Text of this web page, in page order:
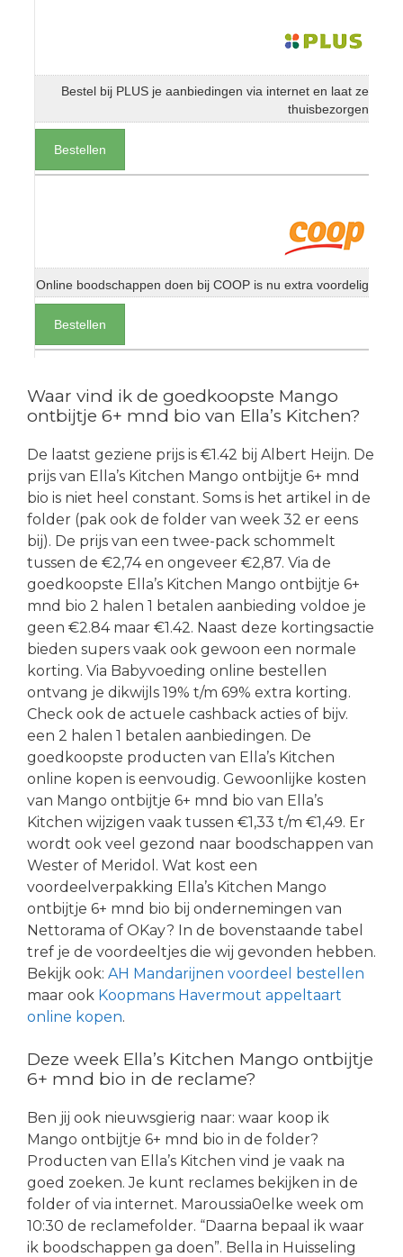
Bestel bij PLUS je aanbiedingen via internet en laat ze
thuisbezorgen
Bestellen
Online boodschappen doen bij COOP is nu extra voordelig
Bestellen
Waar vind ik de goedkoopste Mango
ontbijtje 6+ mnd bio van Ella’s Kitchen?
De laatst geziene prijs is €1.42 bij Albert Heijn. De
prijs van Ella’s Kitchen Mango ontbijtje 6+ mnd
bio is niet heel constant. Soms is het artikel in de
folder (pak ook de folder van week 32 er eens
bij). De prijs van een twee-pack schommelt
tussen de €2,74 en ongeveer €2,87. Via de
goedkoopste Ella’s Kitchen Mango ontbijtje 6+
mnd bio 2 halen 1 betalen aanbieding voldoe je
geen €2.84 maar €1.42. Naast deze kortingsactie
bieden supers vaak ook gewoon een normale
korting. Via Babyvoeding online bestellen
ontvang je dikwijls 19% t/m 69% extra korting.
Check ook de actuele cashback acties of bijv.
een 2 halen 1 betalen aanbiedingen. De
goedkoopste producten van Ella’s Kitchen
online kopen is eenvoudig. Gewoonlijke kosten
van Mango ontbijtje 6+ mnd bio van Ella’s
Kitchen wijzigen vaak tussen €1,33 t/m €1,49. Er
wordt ook veel gezond naar boodschappen van
Wester of Meridol. Wat kost een
voordeelverpakking Ella’s Kitchen Mango
ontbijtje 6+ mnd bio bij ondernemingen van
Nettorama of OKay? In de bovenstaande tabel
tref je de voordeeltjes die wij gevonden hebben.
Bekijk ook: AH Mandarijnen voordeel bestellen
maar ook Koopmans Havermout appeltaart
online kopen.
Deze week Ella’s Kitchen Mango ontbijtje
6+ mnd bio in de reclame?
Ben jij ook nieuwsgierig naar: waar koop ik
Mango ontbijtje 6+ mnd bio in de folder?
Producten van Ella’s Kitchen vind je vaak na
goed zoeken. Je kunt reclames bekijken in de
folder of via internet. Maroussia0elke week om
10:30 de reclamefolder. “Daarna bepaal ik waar
ik boodschappen ga doen”. Bella in Huisseling